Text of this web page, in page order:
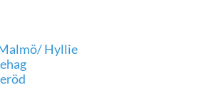
Hyllie